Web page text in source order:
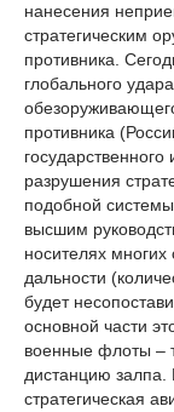
нанесения
стратегическим
противника.
глобального
противника
государственного
разрушения
подобной
высшим
носителях
дальности
будет
основной части
военные флоты –
дистанцию
стратегическая